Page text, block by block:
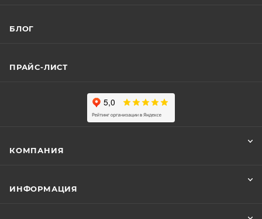
БЛОГ
ПРАЙС-ЛИСТ
КОМПАНИЯ
ИНФОРМАЦИЯ